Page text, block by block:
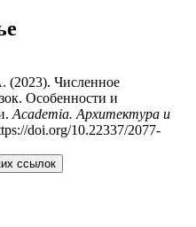
(2023). Численное
Особенности и
Academia. Архитектура и
doi.org/10.22337/2077-
ссылок